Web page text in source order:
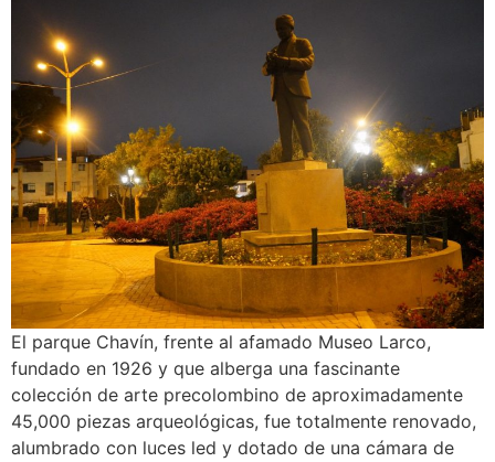
El parque Chavín, frente al afamado Museo Larco,
fundado en 1926 y que alberga una fascinante
colección de arte precolombino de aproximadamente
45,000 piezas arqueológicas, fue totalmente renovado,
alumbrado con luces led y dotado de una cámara de